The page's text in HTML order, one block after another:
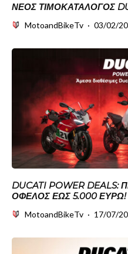
ΝΈΟΣ ΤΙΜΟΚΑΤΆΛΟΓΟΣ
MotoandBikeTv · 03/02/
DUCATI POWER
ΌΦΕΛΟΣ ΈΩΣ 5.000 ΕΥΡΏ!
MotoandBikeTv · 17/07/